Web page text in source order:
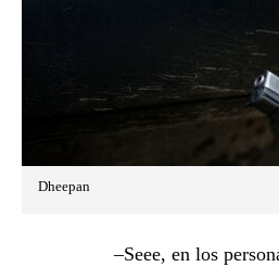
Dheepan
–Seee, en los